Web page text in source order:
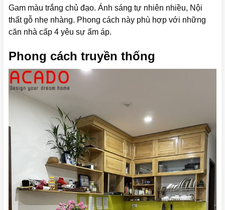
Gam màu trắng chủ đạo. Ánh sáng tự nhiên nhiều, Nội
thất gỗ nhẹ nhàng. Phong cách này phù hợp với những
căn nhà cấp 4 yêu sự ấm áp.
Phong cách truyền thống